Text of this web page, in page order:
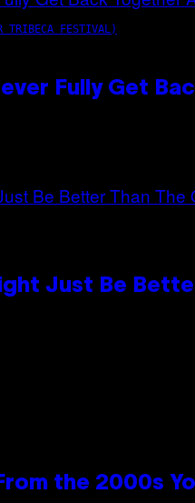
TRIBECA FESTIVAL)
Fully Get
Just Be
the 2000s